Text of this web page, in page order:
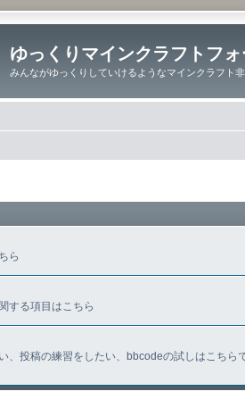
ゆっくりマインクラフトフ
みんながゆっくりしていけるようなマインクラフト非
ら
する項目はこちら
、投稿の練習をしたい、bbcodeの試しはこちら